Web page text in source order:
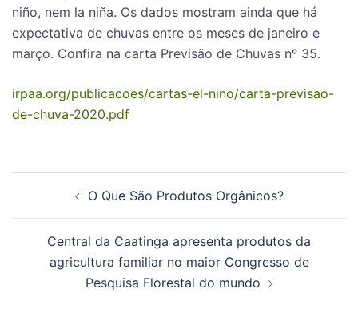
niño, nem la niña. Os dados mostram ainda que há
expectativa de chuvas entre os meses de janeiro e
março. Confira na carta Previsão de Chuvas nº 35.
irpaa.org/publicacoes/cartas-el-nino/carta-previsao-
de-chuva-2020.pdf
O Que São Produtos Orgânicos?
Central da Caatinga apresenta produtos da
agricultura familiar no maior Congresso de
Pesquisa Florestal do mundo